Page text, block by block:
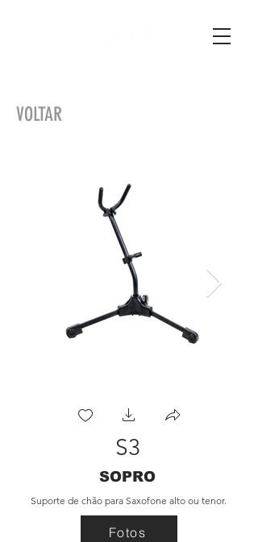
VOLTAR
S3
SOPRO
Suporte de chão para Saxofone alto ou tenor.
Fotos